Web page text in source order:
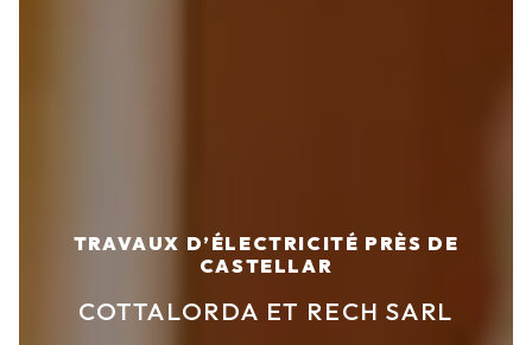
TRAVAUX D’ÉLECTRICITÉ PRÈS DE
CASTELLAR
COTTALORDA ET RECH SARL